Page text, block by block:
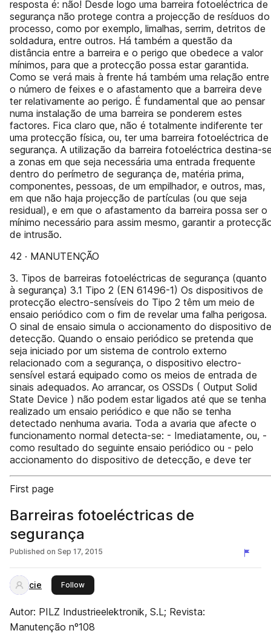
resposta é: não! Desde logo uma barreira fotoeléctrica de
segurança não protege contra a projecção de resíduos do
processo, como por exemplo, limalhas, serrim, detritos de
soldadura, entre outros. Há também a questão da
distância entre a barreira e o perigo que obedece a valor
mínimos, para que a protecção possa estar garantida.
Como se verá mais à frente há também uma relação entre
o número de feixes e o afastamento que a barreira deve
ter relativamente ao perigo. É fundamental que ao pensar
numa instalação de uma barreira se ponderem estes
factores. Fica claro que, não é totalmente indiferente ter
uma protecção física, ou, ter uma barreira fotoeléctrica de
segurança. A utilização da barreira fotoeléctrica destina-
a zonas em que seja necessária uma entrada frequente
dentro do perímetro de segurança de, matéria prima,
componentes, pessoas, de um empilhador, e outros, mas,
em que não haja projecção de partículas (ou que seja
residual), e em que o afastamento da barreira possa ser o
mínimo necessário para assim mesmo, garantir a
de intrusão.
42 · MANUTENÇÃO
3. Tipos de barreiras fotoeléctricas de segurança (quanto
à segurança) 3.1 Tipo 2 (EN 61496-1) Os dispositivos de
protecção electro-sensíveis do Tipo 2 têm um meio de
ensaio periódico com o fim de revelar uma falha perigosa.
O sinal de ensaio simula o accionamento do dispositivo de
detecção. Quando o ensaio periódico se pretenda que
seja iniciado por um sistema de controlo externo
relacionado com a segurança, o dispositivo electro-
sensível estará equipado como os meios de entrada de
sinais adequados. Ao arrancar, os OSSDs ( Output Solid
State Device ) não podem estar ligados até que se tenha
realizado um ensaio periódico e que não se tenha
detectado nenhuma avaria. Toda a avaria que afecte o
funcionamento normal detecta-se: - Imediatamente, ou, -
como resultado do seguinte ensaio periódico ou - pelo
accionamento do dispositivo de detecção, e deve ter
First page
Barreiras fotoeléctricas de
segurança
Published on Sep 17, 2015
cie Followthis publisher
Autor: PILZ Industrieelektronik, S.L; Revista:
Manutenção nº108